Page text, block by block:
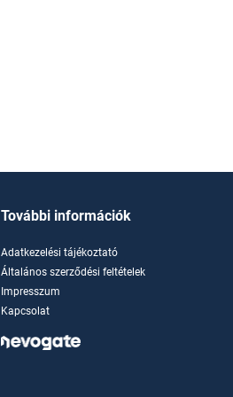
További információk
Adatkezelési tájékoztató
Általános szerződési feltételek
Impresszum
Kapcsolat